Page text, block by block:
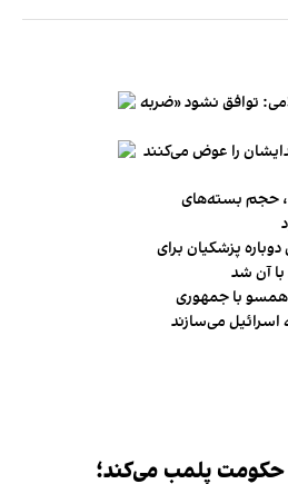
توافق نشود «ضربه
را عوض می‌کنند
حجم بسته‌های
پزشکیان برای
آن شد
همسو با جمهوری
اسرائیل می‌سازند
پلمب می‌کند؛